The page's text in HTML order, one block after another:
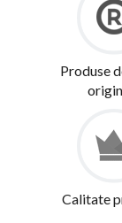
Produse
Calitate